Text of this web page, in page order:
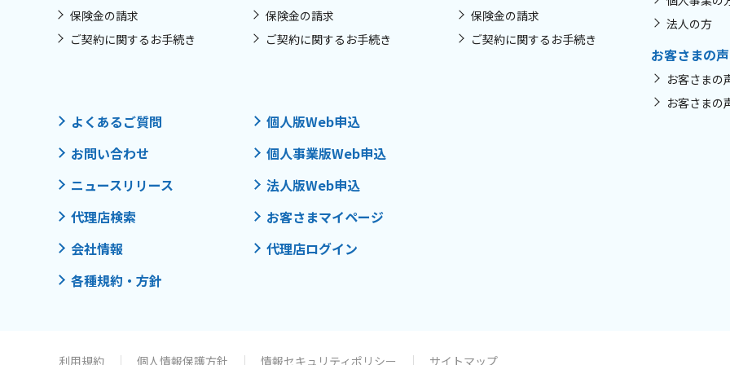
保険金の請求
ご契約に関するお手続き
保険金の請求
ご契約に関するお手続き
保険金の請求
ご契約に関するお手続き
法人の方
お客さまの声
お客さまの
お客さまの
よくあるご質問
お問い合わせ
ニュースリリース
代理店検索
会社情報
各種規約・方針
個人版Web申込
個人事業版Web申込
法人版Web申込
お客さまマイページ
代理店ログイン
利用規約 個人情報保護方針 情報セキュリティポリシー サイトマップ